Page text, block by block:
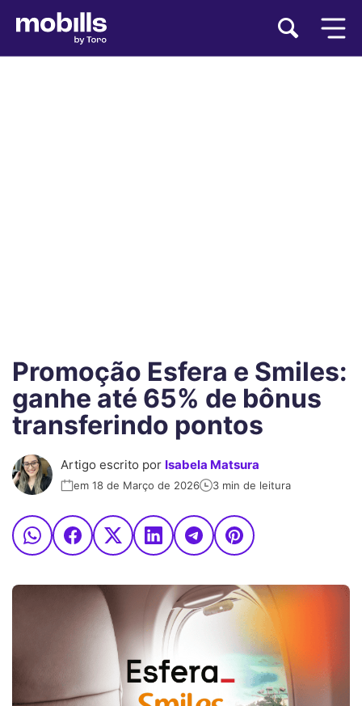
Promoção Esfera e Smiles:
ganhe até 65% de bônus
transferindo pontos
Artigo escrito por Isabela Matsura
em 18 de Março de 2026 3 min de leitura